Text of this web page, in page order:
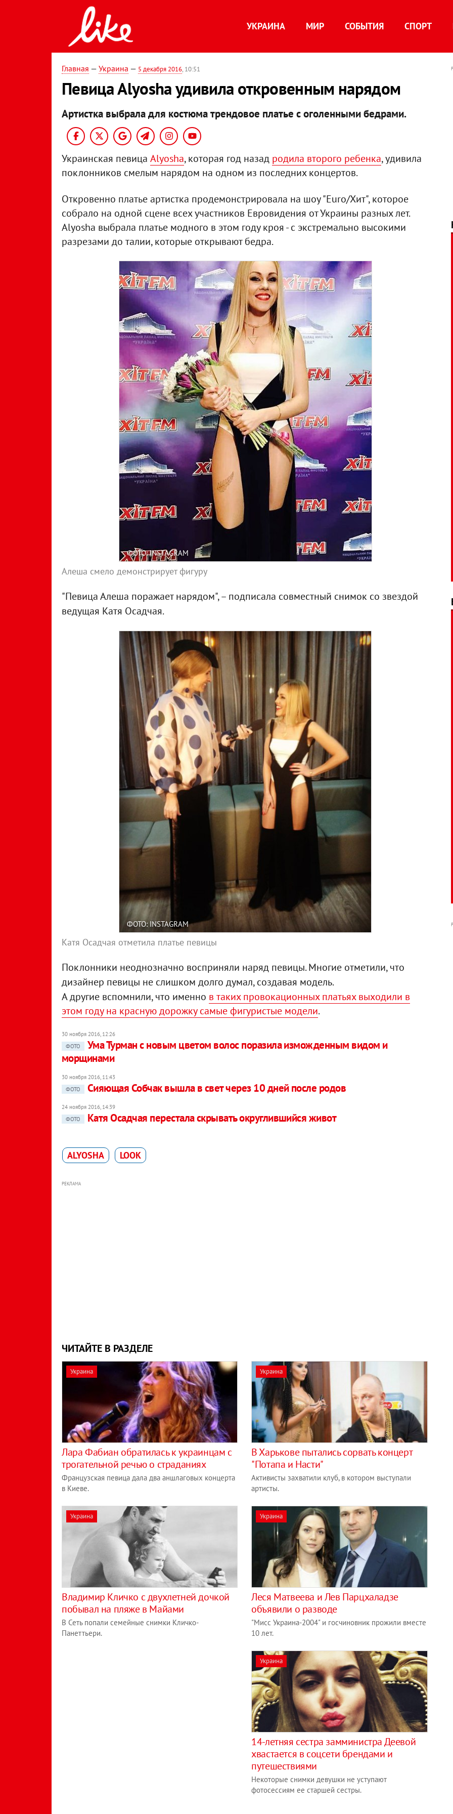
УКРАИНА МИР СОБЫТИЯ СПОРТ
Главная — Украина — 5 декабря 2016, 10:51
Певица Alyosha удивила откровенным нарядом
Артистка выбрала для костюма трендовое платье с оголенными бедрами.
Украинская певица Alyosha, которая год назад родила второго ребенка, удивила
поклонников смелым нарядом на одном из последних концертов.
Откровенно платье артистка продемонстрировала на шоу "Euro/Хит", которое
собрало на одной сцене всех участников Евровидения от Украины разных лет.
Alyosha выбрала платье модного в этом году кроя - с экстремально высокими
разрезами до талии, которые открывают бедра.
ФОТО: INSTAGRAM
Алеша смело демонстрирует фигуру
"Певица Алеша поражает нарядом", – подписала совместный снимок со звездой
ведущая Катя Осадчая.
ФОТО: INSTAGRAM
Катя Осадчая отметила платье певицы
Поклонники неоднозначно восприняли наряд певицы. Многие отметили, что
дизайнер певицы не слишком долго думал, создавая модель.
А другие вспомнили, что именно в таких провокационных платьях выходили в
этом году на красную дорожку самые фигуристые модели.
30 ноября 2016, 12:26
ФОТО
Ума Турман с новым цветом волос поразила изможденным видом и
морщинами
30 ноября 2016, 11:43
ФОТО
Сияющая Собчак вышла в свет через 10 дней после родов
24 ноября 2016, 14:39
ФОТО
Катя Осадчая перестала скрывать округлившийся живот
ALYOSHA LOOK
РЕКЛАМА
ЧИТАЙТЕ В РАЗДЕЛЕ
Украина
Лара Фабиан обратилась к украинцам с
трогательной речью о страданиях
Французская певица дала два аншлаговых концерта
в Киеве.
Украина
В Харькове пытались сорвать концерт
"Потапа и Насти"
Активисты захватили клуб, в котором выступали
артисты.
Украина
Владимир Кличко с двухлетней дочкой
побывал на пляже в Майами
В Сеть попали семейные снимки Кличко-
Панеттьери.
Украина
Леся Матвеева и Лев Парцхаладзе
объявили о разводе
"Мисс Украина-2004" и госчиновник прожили вместе
10 лет.
Украина
14-летняя сестра замминистра Деевой
хвастается в соцсети брендами и
путешествиями
Некоторые снимки девушки не уступают
фотосессиям ее старшей сестры.